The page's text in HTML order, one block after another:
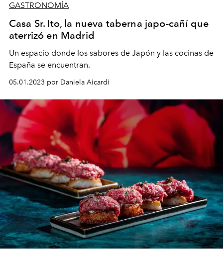
GASTRONOMÍA
Casa Sr. Ito, la nueva taberna japo-cañí que
aterrizó en Madrid
Un espacio donde los sabores de Japón y las cocinas de
España se encuentran.
05.01.2023 por Daniela Aicardi